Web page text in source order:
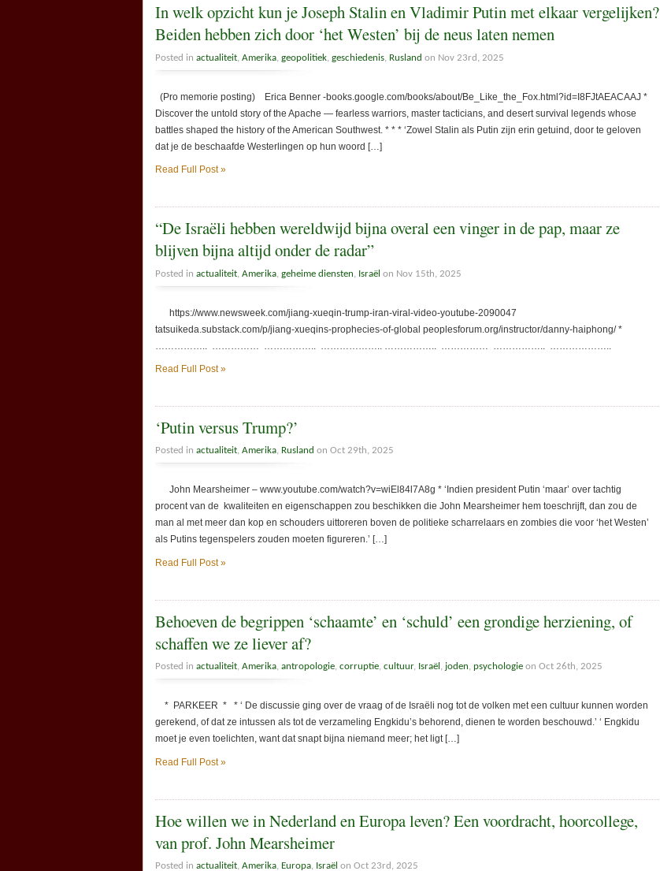
In welk opzicht kun je Joseph Stalin en Vladimir Putin met elkaar vergelijken?
Beiden hebben zich door ‘het Westen’ bij de neus laten nemen
Posted in actualiteit Amerika geopolitiek geschiedenis Rusland on Nov 23rd, 2025
(Pro memorie posting) Erica Benner -books.google.com/books/about/Be_Like_the_Fox.html?id=I8FJtAEACAAJ *
Discover the untold story of the Apache — fearless warriors, master tacticians, and desert survival legends whose
battles shaped the history of the American Southwest. * * * ‘Zowel Stalin als Putin zijn erin getuind, door te geloven
dat je de beschaafde Westerlingen op hun woord […]
Read Full Post »
“De Israëli hebben wereldwijd bijna overal een vinger in de pap, maar ze
blijven bijna altijd onder de radar”
Posted in actualiteit Amerika geheime diensten Israël on Nov 15th, 2025
https://www.newsweek.com/jiang-xueqin-trump-iran-viral-video-youtube-2090047
tatsuikeda.substack.com/p/jiang-xueqins-prophecies-of-global peoplesforum.org/instructor/danny-haiphong/ *
Read Full Post »
‘Putin versus Trump?’
Posted in actualiteit, Amerika, Rusland on Oct 29th, 2025
John Mearsheimer – www.youtube.com/watch?v=wiEl84l7A8g * ‘Indien president Putin ‘maar’ over tachtig
procent van de kwaliteiten en eigenschappen zou beschikken die John Mearsheimer hem toeschrijft, dan zou de
man al met meer dan kop en schouders uittoreren boven de politieke scharrelaars en zombies die voor ‘het Westen’
als Putins tegenspelers zouden moeten figureren.’ […]
Read Full Post »
Behoeven de begrippen ‘schaamte’ en ‘schuld’ een grondige herziening, of
schaffen we ze liever af?
Posted in actualiteit, Amerika, antropologie, corruptie, cultuur, Israël , joden, psychologie on Oct 26th, 2025
* PARKEER * * ‘ De discussie ging over de vraag of de Israëli nog tot de volken met een cultuur kunnen worden
gerekend, of dat ze intussen als tot de verzameling Engkidu’s behorend, dienen te worden beschouwd.’ ‘ Engkidu
moet je even toelichten, want dat snapt bijna niemand meer; het ligt […]
Read Full Post »
Hoe willen we in Nederland en Europa leven? Een voordracht, hoorcollege,
van prof. John Mearsheimer
Posted in actualiteit, Amerika, Europa, Israël on Oct 23rd, 2025